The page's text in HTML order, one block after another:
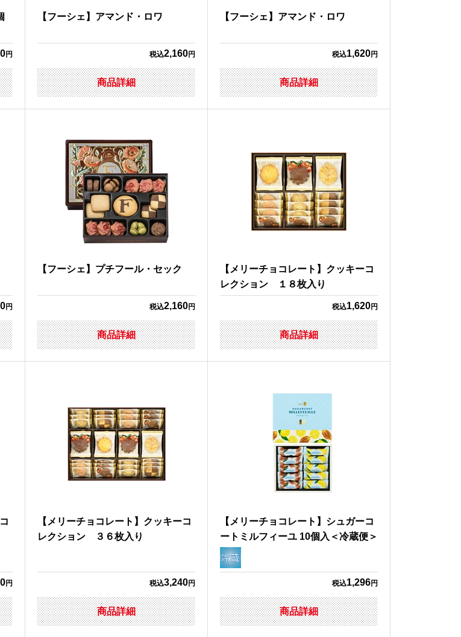
円
【フーシェ】アマンド・ロワ
税込2,160円
商品詳細
【フーシェ】アマンド・ロワ
税込1,620円
商品詳細
円
【フーシェ】プチフール・セック
税込2,160円
商品詳細
【メリーチョコレート】クッキーコ
レクション １８枚入り
税込1,620円
商品詳細
円
【メリーチョコレート】クッキーコ
レクション ３６枚入り
税込3,240円
商品詳細
【メリーチョコレート】シュガーコ
ートミルフィーユ 10個入＜冷蔵便＞
税込1,296円
商品詳細